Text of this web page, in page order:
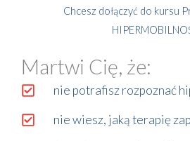
Chcesz dołączyć do kursu
Martwi Cię, że:
nie potrafisz rozpoznać
nie wiesz, jaką terapię